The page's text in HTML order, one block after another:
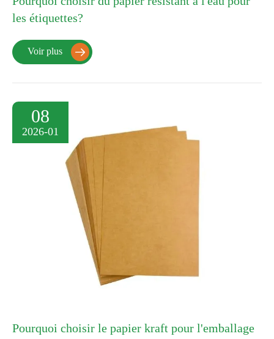
les étiquettes?
Voir plus 
08
2026-01
Pourquoi choisir le papier kraft pour l'emballage